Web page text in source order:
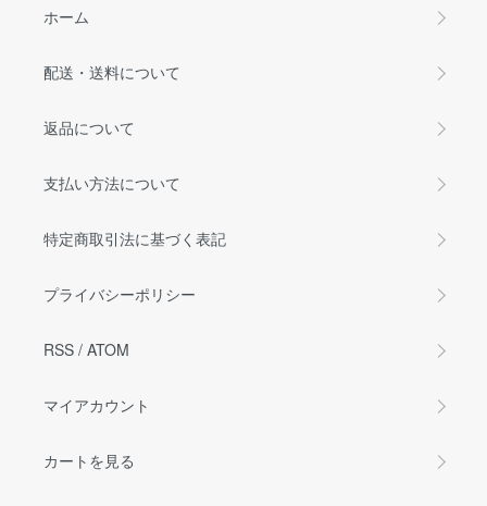
ホーム
配送・送料について
返品について
支払い方法について
特定商取引法に基づく表記
プライバシーポリシー
RSS / ATOM
マイアカウント
カートを見る